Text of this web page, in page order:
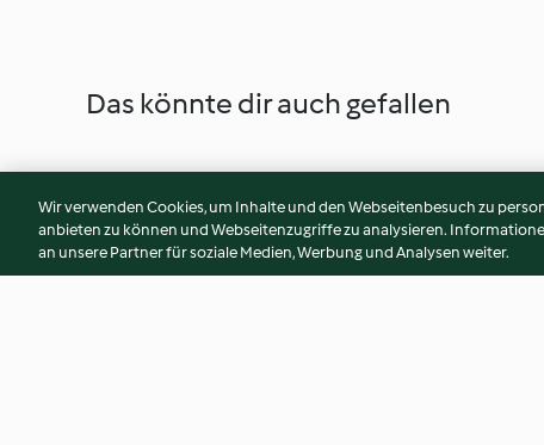
Das könnte dir auch gefallen
Wir verwenden Cookies, um Inhalte und den Webseitenbesuch zu
anbieten zu können und Webseitenzugriffe zu analysieren.
an unsere Partner für soziale Medien, Werbung und Analysen weiter.